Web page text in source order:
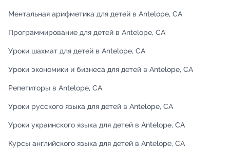
Ментальная арифметика для детей в Antelope, CA
Программирование для детей в Antelope, CA
Уроки шахмат для детей в Antelope, CA
Уроки экономики и бизнеса для детей в Antelope, CA
Репетиторы в Antelope, CA
Уроки русского языка для детей в Antelope, CA
Уроки украинского языка для детей в Antelope, CA
Курсы английского языка для детей в Antelope, CA